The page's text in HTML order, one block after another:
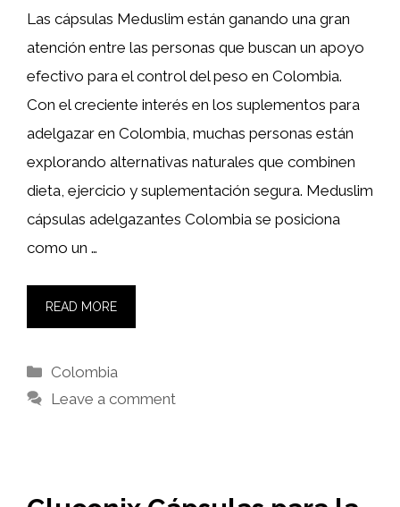
Las cápsulas Meduslim están ganando una gran
atención entre las personas que buscan un apoyo
efectivo para el control del peso en Colombia.
Con el creciente interés en los suplementos para
adelgazar en Colombia, muchas personas están
explorando alternativas naturales que combinen
dieta, ejercicio y suplementación segura. Meduslim
cápsulas adelgazantes Colombia se posiciona
como un …
READ MORE
Categories
Colombia
Leave a comment